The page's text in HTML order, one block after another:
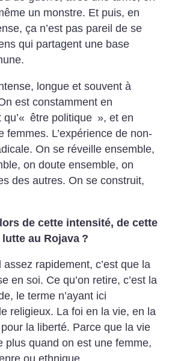
un monstre. Et puis, en
ça n’est pas pareil de se
qui partagent une base
longue et souvent à
est constamment en
être politique », et en
femmes. L’expérience de non-
On se réveille ensemble,
on doute ensemble, on
des autres. On se construit,
de cette intensité, de cette
au Rojava ?
assez rapidement, c’est que la
en soi. Ce qu’on retire, c’est la
le terme n’ayant ici
religieux. La foi en la vie, en la
la liberté. Parce que la vie
plus quand on est une femme,